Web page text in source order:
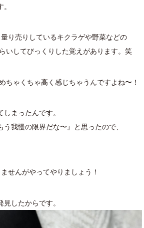
り売りしているキクラゲや野菜などの
いしてびっくりした覚えがあります。笑
ゃくちゃ高く感じちゃうんですよね〜！
まったんです。
我慢の限界だな〜』と思ったので、
せんがやってやりましょう！
したからです。